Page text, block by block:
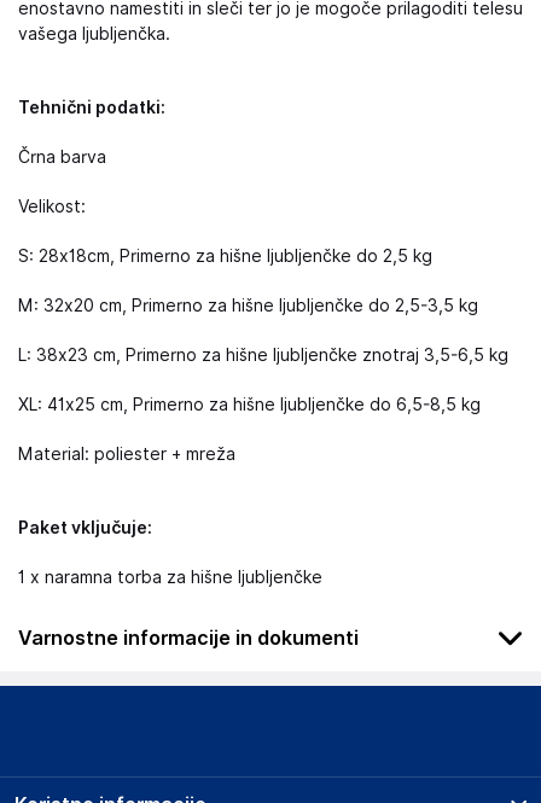
enostavno namestiti in sleči ter jo je mogoče prilagoditi telesu
vašega ljubljenčka.
Tehnični podatki:
Črna barva
Velikost:
S: 28x18cm, Primerno za hišne ljubljenčke do 2,5 kg
M: 32x20 cm, Primerno za hišne ljubljenčke do 2,5-3,5 kg
L: 38x23 cm, Primerno za hišne ljubljenčke znotraj 3,5-6,5 kg
XL: 41x25 cm, Primerno za hišne ljubljenčke do 6,5-8,5 kg
Material: poliester + mreža
Paket vključuje:
1 x naramna torba za hišne ljubljenčke
Varnostne informacije in dokumenti
Da bi se izognili nevarnosti, hranite ta izdelek izven dosega
Podatki o proizvajalcu vključujejo informacije (naziv, naslov,